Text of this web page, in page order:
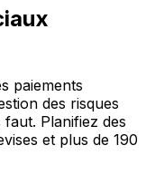
paiements
des risques
Planifiez des
et plus de 190